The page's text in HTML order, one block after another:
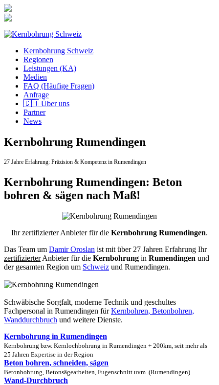
Inhalt
Kernbohrung Schweiz
Regionen
Leistungen (KA)
Medien
FAQ (Häufige Fragen)
Anfrage
🇨🇭 Über uns
Partner
News
Kernbohrung Rumendingen
27 Jahre Erfahrung: Präzision & Kompetenz in Rumendingen
Kernbohrung Rumendingen: Beton
bohren & sägen nach Maß!
Ihr zertifizierter Anbieter für die Kernbohrung Rumendingen.
Das Team um Damir Oroslan ist mit über 27 Jahren Erfahrung Ihr
zertifizierterAnbieter für die Kernbohrung in Rumendingen und
der gesamten Region um Schweiz und Rumendingen.
Schwäbische Sorgfalt, moderne Technik und geschultes
Fachpersonal in Rumendingen fürKernbohren, Betonbohren,
Wanddurchbruch und weitere Dienste.
Kernbohrung in Rumendingen
Kernbohrung bzw. Kernlochbohrung in Rumendingen + 200km, seit mehr als
25 Jahren Expertise in der Region
Beton bohren, schneiden, sägen
Betonbohrung, Betonsägearbeiten, Fugenschnitt uvm. (Rumendingen)
Wand-Durchbruch